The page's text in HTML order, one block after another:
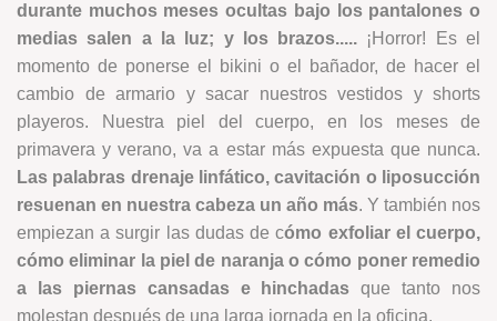
durante muchos meses ocultas bajo los pantalones o
medias salen a la luz; y los brazos..... ¡Horror! Es el
momento de ponerse el bikini o el bañador, de hacer el
cambio de armario y sacar nuestros vestidos y shorts
playeros. Nuestra piel del cuerpo, en los meses de
primavera y verano, va a estar más expuesta que nunca.
Las palabras drenaje linfático, cavitación o liposucción
resuenan en nuestra cabeza un año más. Y también nos
empiezan a surgir las dudas de cómo exfoliar el cuerpo,
cómo eliminar la piel de naranja o cómo poner remedio
a las piernas cansadas e hinchadasque tanto nos
molestan después de una larga jornada en la oficina.